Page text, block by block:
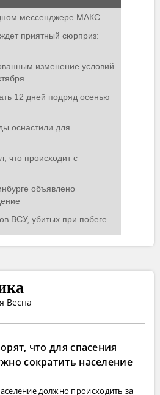
Весна
что для спасения
сократить население
должно происходить за